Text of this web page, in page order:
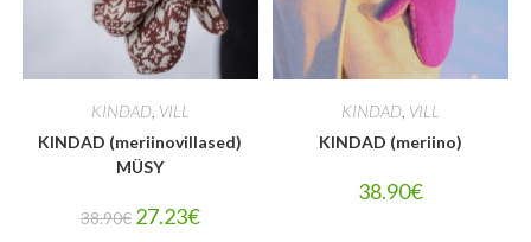
KINDAD, VILL
KINDAD (meriinovillased)
MÜSY
38.90€ 27.23€
KINDAD VILL
KINDAD (meriino)
38.90€